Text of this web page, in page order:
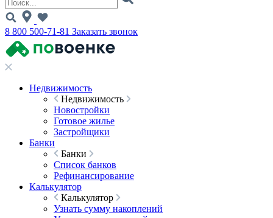
8 800 500-71-81 Заказать звонок
Недвижимость
Недвижимость
Новостройки
Готовое жилье
Застройщики
Банки
Банки
Список банков
Рефинансирование
Калькулятор
Калькулятор
Узнать сумму накоплений